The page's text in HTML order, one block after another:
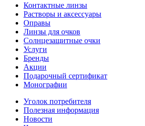
Контактные линзы
Растворы и аксессуары
Оправы
Линзы для очков
Солнцезащитные очки
Услуги
Бренды
Акции
Подарочный сертификат
Монографии
Уголок потребителя
Полезная информация
Новости